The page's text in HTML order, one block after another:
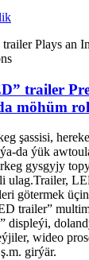
trailer
möhüm
şassisi,
da ýük
gysgyjy
ulag.Trailer,
götermek üçin
trailer”
displeýi,
wideo
girýär.